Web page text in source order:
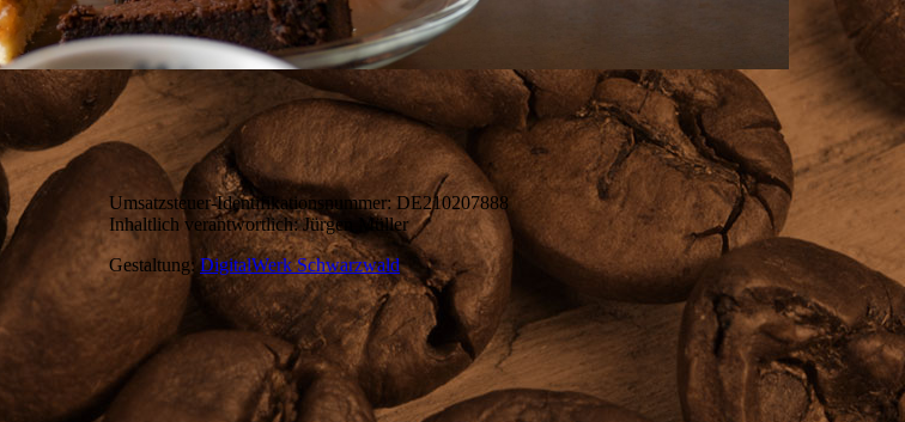
Umsatzsteuer-Identifikationsnummer: DE210207888
Inhaltlich verantwortlich: Jürgen Müller
Gestaltung: DigitalWerk Schwarzwald